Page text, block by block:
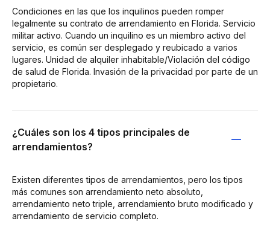
Condiciones en las que los inquilinos pueden romper
legalmente su contrato de arrendamiento en Florida. Servicio
militar activo. Cuando un inquilino es un miembro activo del
servicio, es común ser desplegado y reubicado a varios
lugares. Unidad de alquiler inhabitable/Violación del código
de salud de Florida. Invasión de la privacidad por parte de un
propietario.
¿Cuáles son los 4 tipos principales de
arrendamientos?
Existen diferentes tipos de arrendamientos, pero los tipos
más comunes son arrendamiento neto absoluto,
arrendamiento neto triple, arrendamiento bruto modificado y
arrendamiento de servicio completo.